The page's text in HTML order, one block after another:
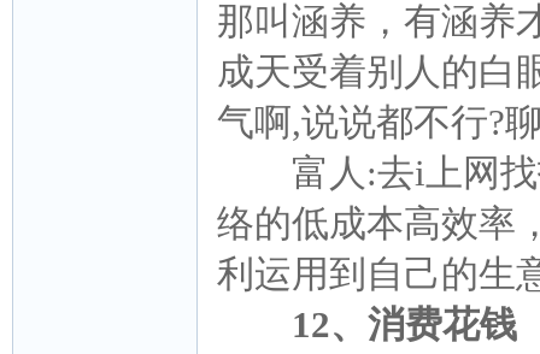
那叫涵养，有涵养
成天受着别人的白
气啊,说说都不行?
富人:去i上网找
络的低成本高效率
利运用到自己的生
12、消费花钱